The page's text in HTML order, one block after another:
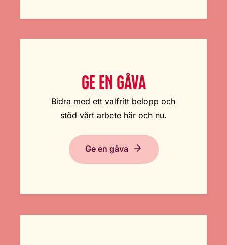
GE EN GÅVA
Bidra med ett valfritt belopp och
stöd vårt arbete här och nu.
Ge en gåva